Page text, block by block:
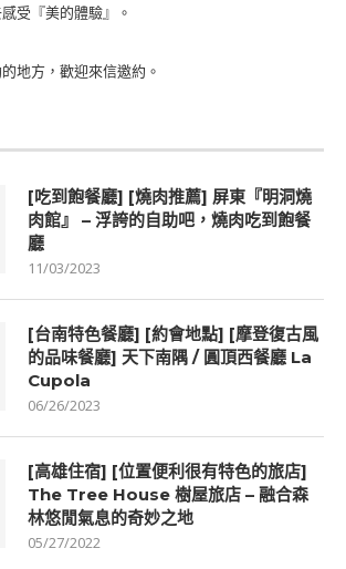
受『美的體驗』。
地方，歡迎來信邀約。
[吃到飽餐廳] [燒肉推薦] 屏東『明洞燒
肉館』 – 浮誇的自助吧，燒肉吃到飽餐
廳
11/03/2023
[台南特色餐廳] [約會地點] [摩登復古風
的品味餐廳] 天下南隅 / 圓頂西餐廳 La
Cupola
06/26/2023
[高雄住宿] [位置便利很有特色的旅店]
The Tree House 樹屋旅店 – 融合森
林悠閒氣息的奇妙之地
05/27/2022